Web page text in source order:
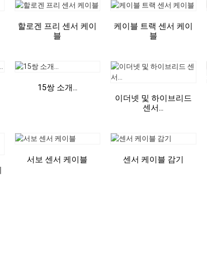
할로겐 프리 센서 케이
블
케이블 트랙 센서 케이
블
15쌍 소개...
이더넷 및 하이브리드
센서...
서보 센서 케이블 센서 케이블 감기